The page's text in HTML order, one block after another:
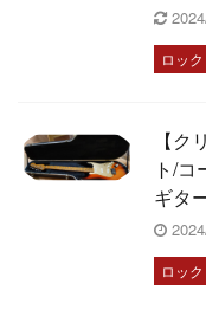
ロック
【
ト/
ギタ
ロック